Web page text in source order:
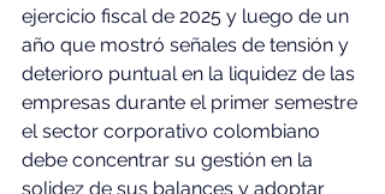
ejercicio fiscal de 2025 y luego de un
año que mostró señales de tensión y
deterioro puntual en la liquidez de las
empresas durante el primer semestre
el sector corporativo colombiano
debe concentrar su gestión en la
solidez de sus balances y adoptar